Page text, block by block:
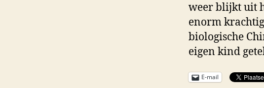
weer blijkt uit
enorm
biologische
eigen kind
E-mail